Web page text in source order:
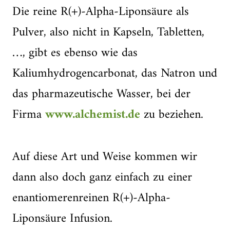
Die reine R(+)-Alpha-Liponsäure als
Pulver, also nicht in Kapseln, Tabletten,
…, gibt es ebenso wie das
Kaliumhydrogencarbonat, das Natron und
das pharmazeutische Wasser, bei der
Firmawww.alchemist.dezu beziehen.
Auf diese Art und Weise kommen wir
dann also doch ganz einfach zu einer
enantiomerenreinen R(+)-Alpha-
Liponsäure Infusion.